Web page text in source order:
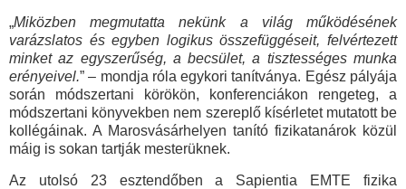
„Miközben megmutatta nekünk a világ működésének
varázslatos és egyben logikus összefüggéseit, felvértezett
minket az egyszerűség, a becsület, a tisztességes munka
erényeivel.” – mondja róla egykori tanítványa. Egész pályája
során módszertani körökön, konferenciákon rengeteg, a
módszertani könyvekben nem szereplő kísérletet mutatott be
kollégáinak. A Marosvásárhelyen tanító fizikatanárok közül
máig is sokan tartják mesterüknek.
Az utolsó 23 esztendőben a Sapientia EMTE fizika